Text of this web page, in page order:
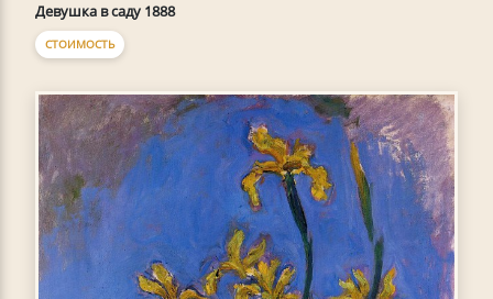
Девушка в саду 1888
СТОИМОСТЬ